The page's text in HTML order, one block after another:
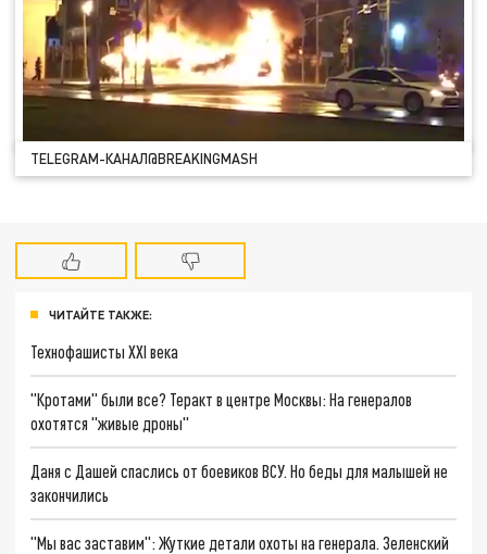
TELEGRAM-КАНАЛ@BREAKINGMASH
ЧИТАЙТЕ ТАКЖЕ:
Технофашисты XXI века
"Кротами" были все? Теракт в центре Москвы: На генералов
охотятся "живые дроны"
Даня с Дашей спаслись от боевиков ВСУ. Но беды для малышей не
закончились
"Мы вас заставим": Жуткие детали охоты на генерала. Зеленский